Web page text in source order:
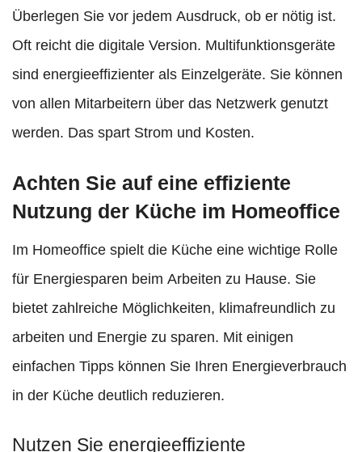
Überlegen Sie vor jedem Ausdruck, ob er nötig ist.
Oft reicht die digitale Version. Multifunktionsgeräte
sind energieeffizienter als Einzelgeräte. Sie können
von allen Mitarbeitern über das Netzwerk genutzt
werden. Das spart Strom und Kosten.
Achten Sie auf eine effiziente
Nutzung der Küche im Homeoffice
Im Homeoffice spielt die Küche eine wichtige Rolle
für Energiesparen beim Arbeiten zu Hause. Sie
bietet zahlreiche Möglichkeiten, klimafreundlich zu
arbeiten und Energie zu sparen. Mit einigen
einfachen Tipps können Sie Ihren Energieverbrauch
in der Küche deutlich reduzieren.
Nutzen Sie energieeffiziente